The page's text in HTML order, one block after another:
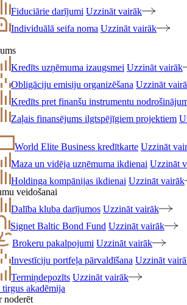
Fiduciārie darījumi Uzzināt vairāk
Individuālā seifa noma Uzzināt vairāk
Kredīts uzņēmuma izaugsmei Uzzināt vairāk
Obligāciju emisiju organizēšana Uzzināt
Kredīts pret finanšu instrumentu
Zaļais finansējums ilgtspējīgiem projektiem
World Elite Business kredītkarte Uzzināt
Maza un vidēja uzņēmuma ikdienai Uzzināt
Holdinga kompānijas ikdienai Uzzināt vairāk
veidošanai
Dalība kluba darījumos Uzzināt vairāk
Signet Baltic Bond Fund Uzzināt vairāk
Brokeru pakalpojumi Uzzināt vairāk
Investīciju portfeļa pārvaldīšana Uzzināt
Termiņdepozīts Uzzināt vairāk
akadēmija
noderēt